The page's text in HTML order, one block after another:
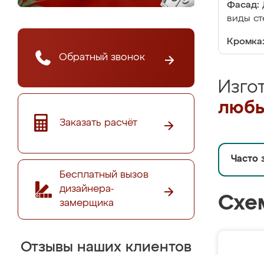
Обратный звонок
Заказать расчёт
Бесплатный вызов
дизайнера-
замерщика
Отзывы наших клиентов
Фасад:
виды
Кромка:
Часто